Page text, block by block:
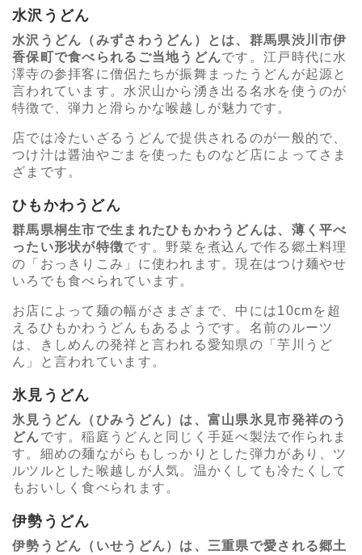
水沢うどん
水沢うどん（みずさわうどん）とは、群馬県渋川市伊
香保町で食べられるご当地うどんです。江戸時代に水
澤寺の参拝客に僧侶たちが振舞まったうどんが起源と
言われています。水沢山から湧き出る名水を使うのが
特徴で、弾力と滑らかな喉越しが魅力です。
店では冷たいざるうどんで提供されるのが一般的で、
つけ汁は醤油やごまを使ったものなど店によってさま
ざまです。
ひもかわうどん
群馬県桐生市で生まれたひもかわうどんは、薄く平べ
ったい形状が特徴です。野菜を煮込んで作る郷土料理
の「おっきりこみ」に使われます。現在はつけ麺やせ
いろでも食べられています。
お店によって麺の幅がさまざまで、中には10cmを超
えるひもかわうどんもあるようです。名前のルーツ
は、きしめんの発祥と言われる愛知県の「芋川うど
ん」と言われています。
氷見うどん
氷見うどん（ひみうどん）は、富山県氷見市発祥のう
どんです。稲庭うどんと同じく手延べ製法で作られま
す。細めの麺ながらもしっかりとした弾力があり、ツ
ルツルとした喉越しが人気。温かくしても冷たくして
もおいしく食べられます。
伊勢うどん
伊勢うどん（いせうどん）は、三重県で愛される郷土